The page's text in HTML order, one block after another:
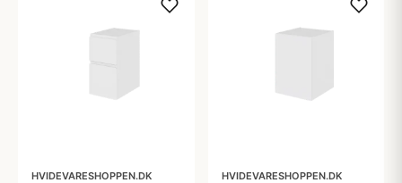
HVIDEVARESHOPPEN.DK HVIDEVARESHOPPEN.DK